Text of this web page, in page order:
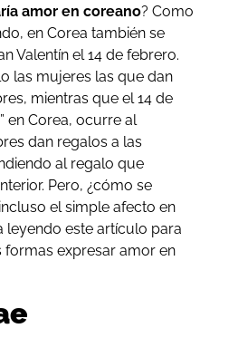
amor en coreano? Como
en Corea también se
Valentín el 14 de febrero.
las mujeres las que dan
mientras que el 14 de
en Corea, ocurre al
dan regalos a las
al regalo que
Pero, ¿cómo se
el simple afecto en
leyendo este artículo para
expresar amor en